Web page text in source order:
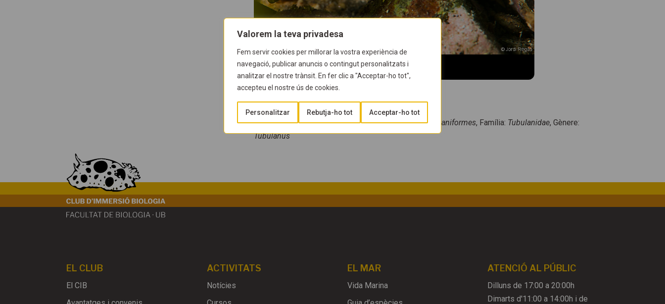
Valorem la teva privadesa
Fem servir cookies per millorar la vostra experiència de
navegació, publicar anuncis o contingut personalitzats i
analitzar el nostre trànsit. En fer clic a "Acceptar-ho tot",
accepteu el nostre ús de cookies.
Personalitzar Rebutja-ho tot Acceptar-ho tot
Taxonomia
Fílum:Nemertea, Classe:Palaeonemertea, Ordre:Tubulaniformes, Família: Tubulanidae, Gènere:
Tubulanus
EL CLUB
El CIB
ACTIVITATS
Notícies
EL MAR
Vida Marina
ATENCIÓ AL PÚBLIC
Dilluns de 17:00 a 20:00h
Dimarts d'11:00 a 14:00h i de